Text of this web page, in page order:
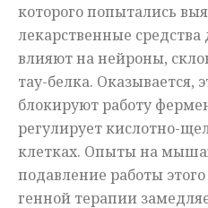
которого попытались
лекарственные
влияют на нейроны,
тау-белка. Оказывается,
блокируют работу
регулирует кислотно-
клетках. Опыты на
подавление работы
генной терапии